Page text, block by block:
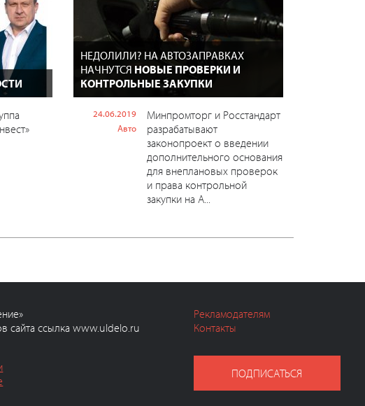
НЕДОЛИЛИ? НА АВТОЗАПРАВКАХ
НАЧНУТСЯ НОВЫЕ ПРОВЕРКИ И
КОНТРОЛЬНЫЕ ЗАКУПКИ
24.06.2019
Авто
Минпромторг и Росстандарт
разрабатывают
законопроект о введении
дополнительного основания
для внеплановых проверок
и права контрольной
закупки на А...
сайта ссылка www.uldelo.ru
Рекламодателям
Контакты
ПОДПИСАТЬСЯ